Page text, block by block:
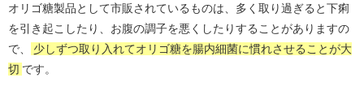
オリゴ糖製品として市販されているものは、多く取り過ぎると下痢
を引き起こしたり、お腹の調子を悪くしたりすることがありますの
で、
少しずつ取り入れてオリゴ糖を腸内細菌に慣れさせることが大
切 です。